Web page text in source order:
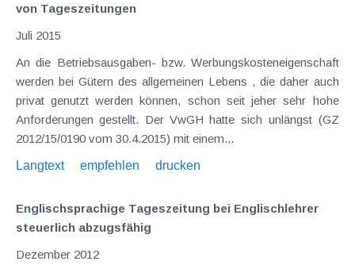
von Tageszeitungen
Juli 2015
An die Betriebsausgaben- bzw. Werbungskosteneigenschaft
werden bei Gütern des allgemeinen Lebens , die daher auch
privat genutzt werden können, schon seit jeher sehr hohe
Anforderungen gestellt. Der VwGH hatte sich unlängst (GZ
2012/15/0190 vom 30.4.2015) mit einem...
Langtext
empfehlen drucken
Englischsprachige Tageszeitung bei Englischlehrer
steuerlich abzugsfähig
Dezember 2012